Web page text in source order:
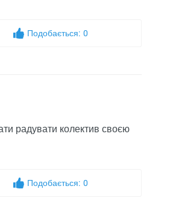
Подобається: 0
радувати колектив своєю
Подобається: 0